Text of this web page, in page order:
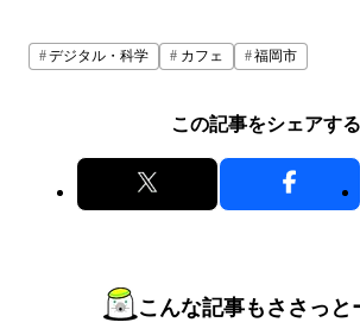
デジタル・科学 カフェ 福岡市
この記事をシェアする
こんな記事もささっと